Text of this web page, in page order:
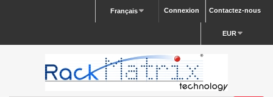
Contactez-nous
Connexion
Français
EUR